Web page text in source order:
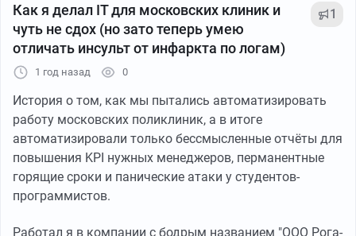
Как я делал IT для московских клиник и
чуть не сдох (но зато теперь умею
отличать инсульт от инфаркта по логам)
1
1 год назад 0
История о том, как мы пытались автоматизировать
работу московских поликлиник, а в итоге
автоматизировали только бессмысленные отчёты для
повышения KPI нужных менеджеров, перманентные
горящие сроки и панические атаки у студентов-
программистов.
Работал я в компании с бодрым названием "ООО Рога-